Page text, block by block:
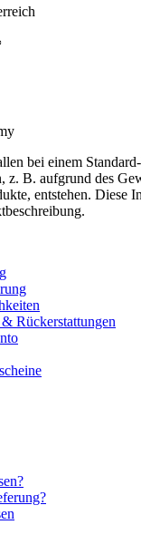
bei einem
z. B. aufgrund des
entstehen. Diese
Rückerstattungen